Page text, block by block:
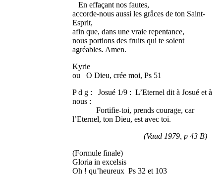
En effaçant nos fautes,
accorde-nous aussi les grâces de ton Saint-
Esprit,
afin que, dans une vraie repentance,
nous portions des fruits qui te soient
agréables. Amen.
Kyrie
ou O Dieu, crée moi, Ps 51
P d g : Josué 1/9 : L’Eternel dit à Josué et à
nous :
Fortifie-toi, prends courage, car
l’Eternel, ton Dieu, est avec toi.
(Vaud 1979, p 43 B)
(Formule finale)
Gloria in excelsis
Oh ! qu’heureux Ps 32 et 103